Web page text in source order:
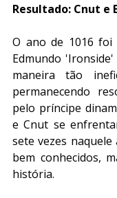
Resultado: Cnut e
O ano de 1016 foi
Edmundo
maneira tão
permanecendo
pelo príncipe
e Cnut se
sete vezes
bem conhecidos,
história.